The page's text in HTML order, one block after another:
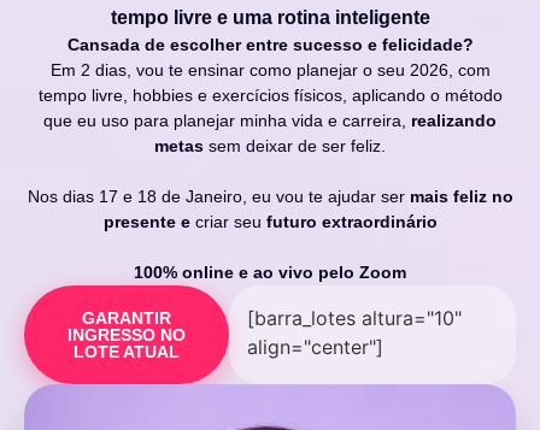
tempo livre e uma rotina inteligente
Cansada de escolher entre sucesso e felicidade?
Em 2 dias, vou te ensinar como planejar o seu 2026, com
tempo livre, hobbies e exercícios físicos, aplicando o método
que eu uso para planejar minha vida e carreira, realizando
metas sem deixar de ser feliz.
Nos dias 17 e 18 de Janeiro, eu vou te ajudar ser mais feliz no
presente ecriar seu futuro extraordinário
100% online e ao vivo pelo Zoom
GARANTIR
INGRESSO NO
LOTE ATUAL
[barra_lotes altura="10"
align="center"]